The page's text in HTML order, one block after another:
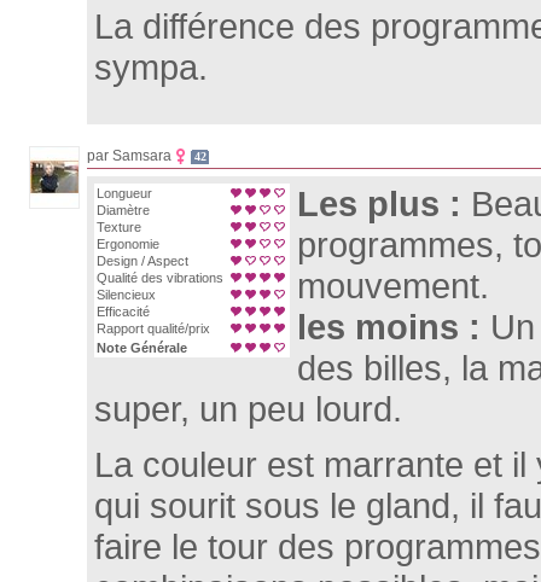
La différence des
sympa.
par Samsara 42
Longueur
Diamètre
Texture
Ergonomie
Design / Aspect
Qualité des vibrations
Silencieux
Efficacité
Rapport qualité/prix
Note Générale
Les plus :
programmes,
mouvement.
les moins :
des billes, la
super, un peu lourd.
La couleur est marrante et
qui sourit sous le gland, il
faire le tour des